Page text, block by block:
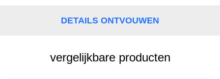
PRIVACYBELEIDDETAILS ONTVOUWEN
vergelijkbare producten